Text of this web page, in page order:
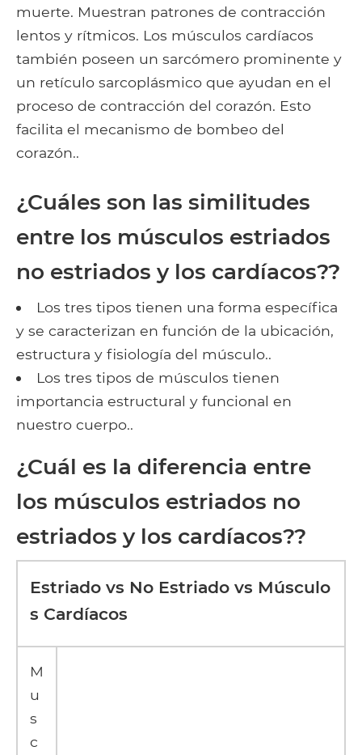
muerte. Muestran patrones de contracción
lentos y rítmicos. Los músculos cardíacos
también poseen un sarcómero prominente y
un retículo sarcoplásmico que ayudan en el
proceso de contracción del corazón. Esto
facilita el mecanismo de bombeo del
corazón..
¿Cuáles son las similitudes
entre los músculos estriados
no estriados y los cardíacos??
Los tres tipos tienen una forma específica
y se caracterizan en función de la ubicación,
estructura y fisiología del músculo..
Los tres tipos de músculos tienen
importancia estructural y funcional en
nuestro cuerpo..
¿Cuál es la diferencia entre
los músculos estriados no
estriados y los cardíacos??
Estriado vs No Estriado vs Músculo
s Cardíacos
M
u
s
c